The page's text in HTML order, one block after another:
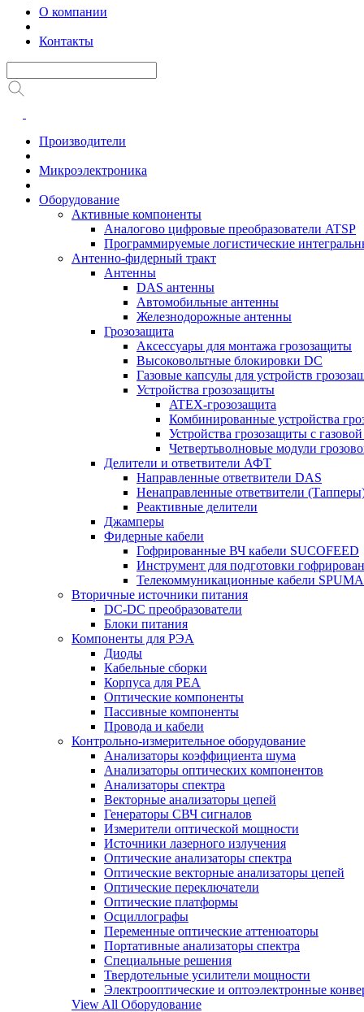
О компании
Контакты
Производители
Микроэлектроника
Оборудование
Активные компоненты
Аналогово цифровые преобразователи ATSP
Программируемые логистические
Антенно-фидерный тракт
Антенны
DAS антенны
Автомобильные антенны
Железнодорожные антенны
Грозозащита
Аксессуары для монтажа грозозащиты
Высоковольтные блокировки DC
Газовые капсулы для устройств
Устройства грозозащиты
ATEX-грозозащита
Комбинированные устройства
Устройства грозозащиты с
Четвертьволновые модули
Делители и ответвители АФТ
Направленные ответвители DAS
Ненаправленные ответвители
Реактивные делители
Джамперы
Фидерные кабели
Гофрированные ВЧ кабели SUCOFEED
Инструмент для подготовки
Телекоммуникационные кабели SPUMA
Вторичные источники питания
DC-DC преобразователи
Блоки питания
Компоненты для РЭА
Диоды
Кабельные сборки
Корпуса для РЕА
Оптические компоненты
Пассивные компоненты
Провода и кабели
Контрольно-измерительное оборудование
Анализаторы коэффициента шума
Анализаторы оптических компонентов
Анализаторы спектра
Векторные анализаторы цепей
Генераторы СВЧ сигналов
Измерители оптической мощности
Источники лазерного излучения
Оптические анализаторы спектра
Оптические векторные анализаторы цепей
Оптические переключатели
Оптические платформы
Осциллографы
Переменные оптические аттенюаторы
Портативные анализаторы спектра
Специальные решения
Твердотельные усилители мощности
Электрооптические и оптоэлектронные
View All Оборудование